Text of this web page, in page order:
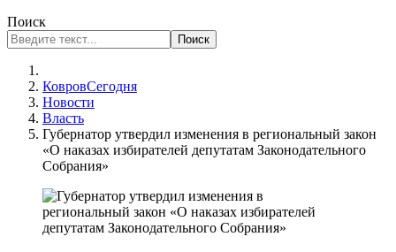
Поиск
Поиск
КовровСегодня
Новости
Власть
Губернатор утвердил изменения в региональный закон
«О наказах избирателей депутатам Законодательного
Собрания»